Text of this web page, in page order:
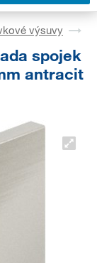
výsuvy
spojek
antracit